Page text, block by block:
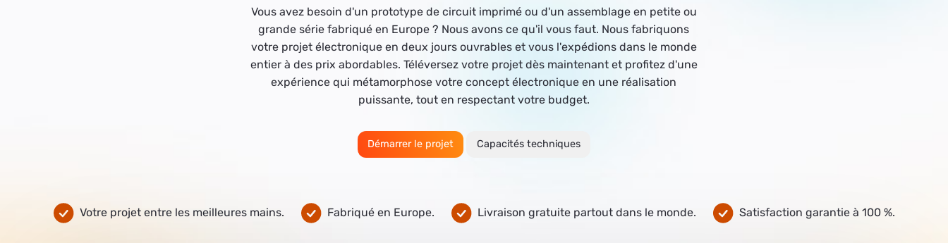
Vous avez besoin d'un prototype de circuit imprimé ou d'un assemblage en petite ou
grande série fabriqué en Europe ? Nous avons ce qu'il vous faut. Nous fabriquons
votre projet électronique en deux jours ouvrables et vous l'expédions dans le monde
entier à des prix abordables. Téléversez votre projet dès maintenant et profitez d'une
expérience qui métamorphose votre concept électronique en une réalisation
puissante, tout en respectant votre budget.
Démarrer le projet Capacités techniques
Votre projet entre les meilleures mains. Fabriqué en Europe. Livraison gratuite partout dans le monde. Satisfaction garantie à 100 %.